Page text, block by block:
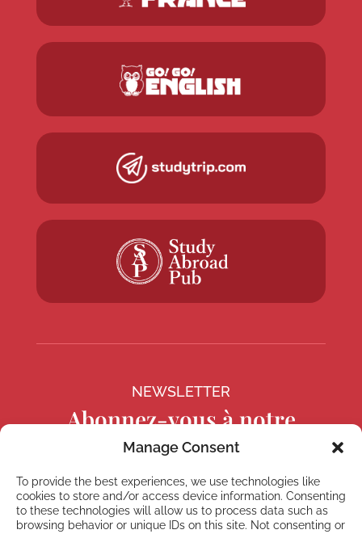
Manage Consent
To provide the best experiences, we use technologies like
cookies to store and/or access device information. Consenting
to these technologies will allow us to process data such as
browsing behavior or unique IDs on this site. Not consenting or
NEWSLETTER
Abonnez-vous à notre
Newsletter